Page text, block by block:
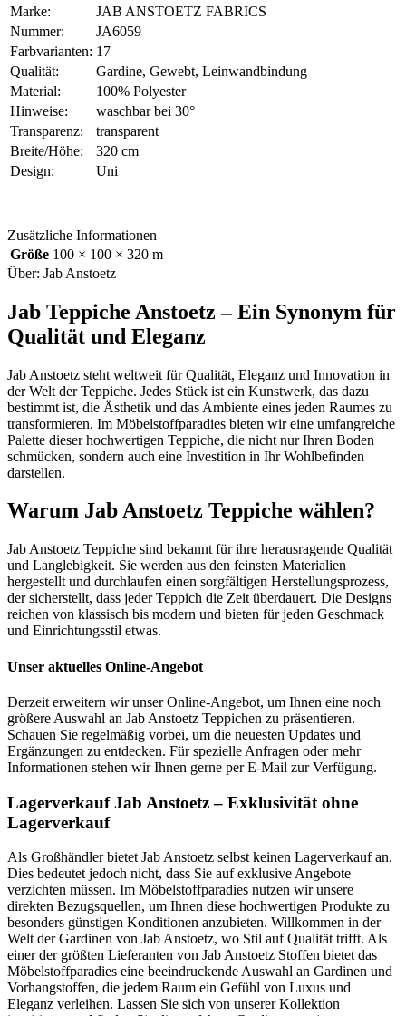
Marke:
JAB ANSTOETZ FABRICS
Nummer:
JA6059
Farbvarianten: 17
Qualität:
Gardine, Gewebt, Leinwandbindung
Material:
100% Polyester
Hinweise:
waschbar bei 30°
Transparenz:
transparent
Breite/Höhe:
320 cm
Design:
Uni
Zusätzliche Informationen
Größe 100 × 100 × 320 m
Über: Jab Anstoetz
Jab Teppiche Anstoetz – Ein Synonym für
Qualität und Eleganz
Jab Anstoetz steht weltweit für Qualität, Eleganz und Innovation in
der Welt der Teppiche. Jedes Stück ist ein Kunstwerk, das dazu
bestimmt ist, die Ästhetik und das Ambiente eines jeden Raumes zu
transformieren. Im Möbelstoffparadies bieten wir eine umfangreiche
Palette dieser hochwertigen Teppiche, die nicht nur Ihren Boden
schmücken, sondern auch eine Investition in Ihr Wohlbefinden
darstellen.
Warum Jab Anstoetz Teppiche wählen?
Jab Anstoetz Teppiche sind bekannt für ihre herausragende Qualität
und Langlebigkeit. Sie werden aus den feinsten Materialien
hergestellt und durchlaufen einen sorgfältigen Herstellungsprozess,
der sicherstellt, dass jeder Teppich die Zeit überdauert. Die Designs
reichen von klassisch bis modern und bieten für jeden Geschmack
und Einrichtungsstil etwas.
Unser aktuelles Online-Angebot
Derzeit erweitern wir unser Online-Angebot, um Ihnen eine noch
größere Auswahl an Jab Anstoetz Teppichen zu präsentieren.
Schauen Sie regelmäßig vorbei, um die neuesten Updates und
Ergänzungen zu entdecken. Für spezielle Anfragen oder mehr
Informationen stehen wir Ihnen gerne per E-Mail zur Verfügung.
Lagerverkauf Jab Anstoetz – Exklusivität ohne
Lagerverkauf
Als Großhändler bietet Jab Anstoetz selbst keinen Lagerverkauf an.
Dies bedeutet jedoch nicht, dass Sie auf exklusive Angebote
verzichten müssen. Im Möbelstoffparadies nutzen wir unsere
direkten Bezugsquellen, um Ihnen diese hochwertigen Produkte zu
besonders günstigen Konditionen anzubieten. Willkommen in der
Welt der Gardinen von Jab Anstoetz, wo Stil auf Qualität trifft. Als
einer der größten Lieferanten von Jab Anstoetz Stoffen bietet das
Möbelstoffparadies eine beeindruckende Auswahl an Gardinen und
Vorhangstoffen, die jedem Raum ein Gefühl von Luxus und
Eleganz verleihen. Lassen Sie sich von unserer Kollektion